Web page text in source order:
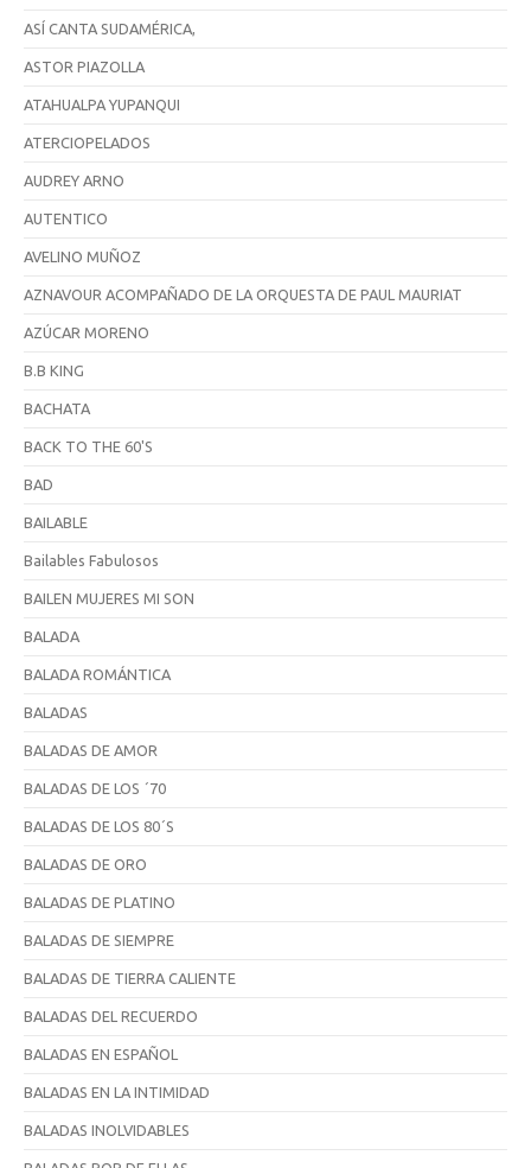
ASÍ CANTA SUDAMÉRICA,
ASTOR PIAZOLLA
ATAHUALPA YUPANQUI
ATERCIOPELADOS
AUDREY ARNO
AUTENTICO
AVELINO MUÑOZ
AZNAVOUR ACOMPAÑADO DE LA ORQUESTA DE PAUL MAURIAT
AZÚCAR MORENO
B.B KING
BACHATA
BACK TO THE 60'S
BAD
BAILABLE
Bailables Fabulosos
BAILEN MUJERES MI SON
BALADA
BALADA ROMÁNTICA
BALADAS
BALADAS DE AMOR
BALADAS DE LOS ´70
BALADAS DE LOS 80´S
BALADAS DE ORO
BALADAS DE PLATINO
BALADAS DE SIEMPRE
BALADAS DE TIERRA CALIENTE
BALADAS DEL RECUERDO
BALADAS EN ESPAÑOL
BALADAS EN LA INTIMIDAD
BALADAS INOLVIDABLES